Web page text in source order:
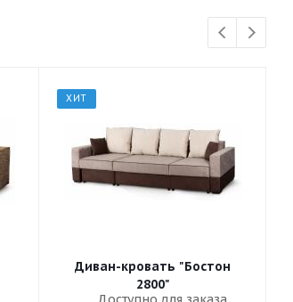
ХИТ
Диван-кровать "Бостон
2800"